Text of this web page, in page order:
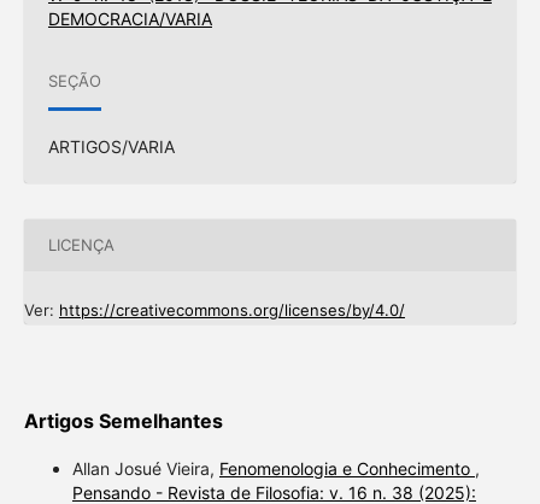
DEMOCRACIA/VARIA
SEÇÃO
ARTIGOS/VARIA
LICENÇA
Ver: https://creativecommons.org/licenses/by/4.0/
Artigos Semelhantes
Allan Josué Vieira, Fenomenologia e Conhecimento ,
Pensando - Revista de Filosofia: v. 16 n. 38 (2025):